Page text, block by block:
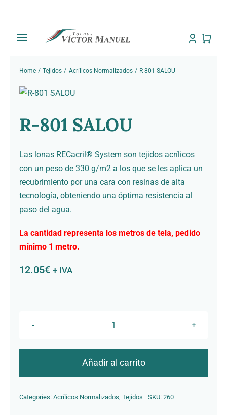
contenido
Toggle
Inicio
Tienda
Sobre Nosotros
Trabajos
Toldos
Noti Toldos
Contacto
Home Tejidos Acrílicos Normalizados R-801 SALOU
R-801 SALOU
Las lonas RECacril® System son tejidos acrílicos
con un peso de 330 g/m2 a los que se les aplica un
recubrimiento por una cara con resinas de alta
tecnología, obteniendo una óptima resistencia al
paso del agua.
La cantidad representa los metros de tela, pedido
mínimo 1 metro.
12.05€ + IVA
R-
SALOU
Añadir al carrito
Categories: Acrílicos Normalizados Tejidos SKU: 260